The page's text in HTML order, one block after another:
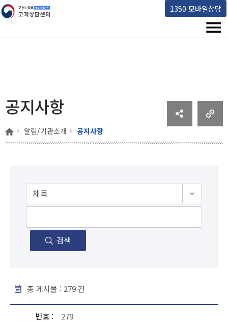
1350 모바일상담
고용노동부 책임운영기관 고객상담센터
메
공지사항
홈 알림/기관소개 공지사항
검색
총 게시물 : 279건
번호
279